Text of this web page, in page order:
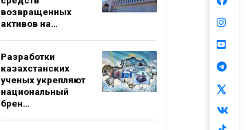
возвращенных
активов на…
Разработки
казахстанских
ученых укрепляют
национальный
брен…